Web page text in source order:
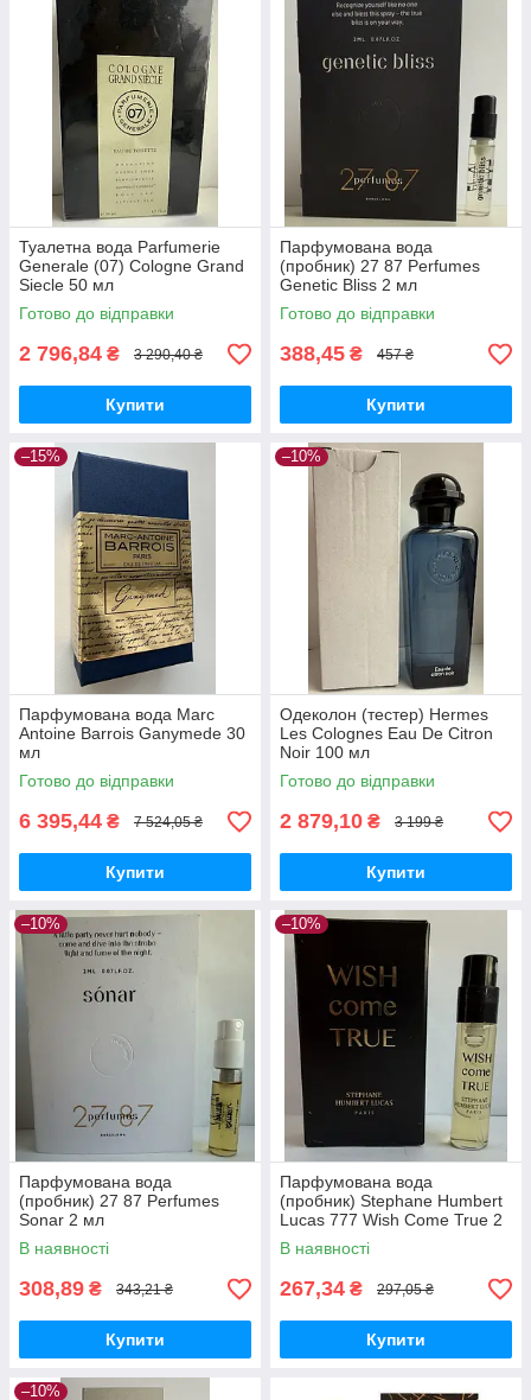
Туалетна вода Parfumerie
Generale (07) Cologne Grand
Siecle 50 мл
Готово до відправки
2 796,84 ₴ 3 290,40 ₴
Купити
Парфумована вода
(пробник) 27 87 Perfumes
Genetic Bliss 2 мл
Готово до відправки
388,45 ₴ 457 ₴
Купити
–15%
Парфумована вода Marc
Antoine Barrois Ganymede 30
мл
Готово до відправки
6 395,44 ₴ 7 524,05 ₴
Купити
–10%
Одеколон (тестер) Hermes
Les Colognes Eau De Citron
Noir 100 мл
Готово до відправки
2 879,10 ₴ 3 199 ₴
Купити
–10%
Парфумована вода
(пробник) 27 87 Perfumes
Sonar 2 мл
В наявності
308,89 ₴ 343,21 ₴
Купити
–10%
Парфумована вода
(пробник) Stephane Humbert
Lucas 777 Wish Come True 2
мл
В наявності
267,34 ₴ 297,05 ₴
Купити
–10%